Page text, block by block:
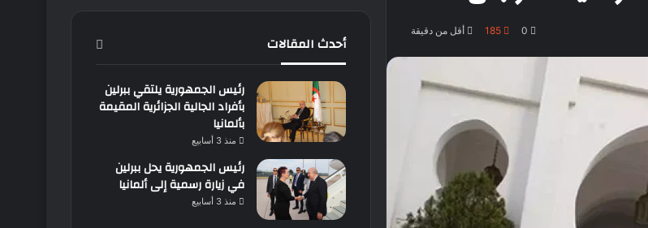
0
185 أقل من دقيقة
أحدث المقالات
رئيس الجمهورية يلتقي ببرلين
بأفراد الجالية الجزائرية المقيمة
بألمانيا
منذ 3 أسابيع
رئيس الجمهورية يحل ببرلين
في زيارة رسمية إلى ألمانيا
منذ 3 أسابيع